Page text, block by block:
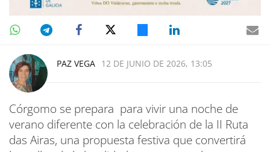
PAZ VEGA 12 DE JUNIO DE 2026, 13:05
Córgomo se prepara para vivir una noche de
verano diferente con la celebración de la II Ruta
das Airas, una propuesta festiva que convertirá